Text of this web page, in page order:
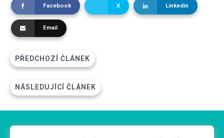
X
Facebook
Email
Linkedin
PŘEDCHOZÍ ČLÁNEK
NÁSLEDUJÍCÍ ČLÁNEK